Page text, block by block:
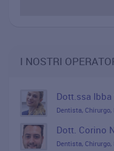
I NOSTRI
Dott.ssa Ibba
Dentista,
Dott. Corino
Dentista,